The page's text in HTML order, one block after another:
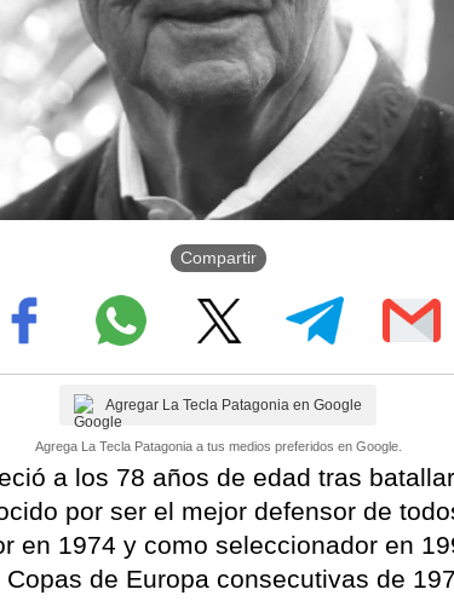
Compartir
Agregar La Tecla Patagonia en Google
Agrega La Tecla Patagonia a tus medios preferidos en Google.
a los 78 años de edad tras
por ser el mejor defensor de
en 1974 y como seleccionador en
de Europa consecutivas de